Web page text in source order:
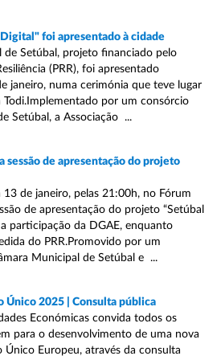
foi apresentado à cidade
de Setúbal, projeto financiado pelo
(PRR), foi apresentado
janeiro, numa cerimónia que teve lugar
por um consórcio
Setúbal, a Associação ...
sessão de apresentação do projeto
de janeiro, pelas 21:00h, no Fórum
de apresentação do projeto “Setúbal
participação da DGAE, enquanto
do PRR.Promovido por um
Municipal de Setúbal e ...
Único 2025 | Consulta pública
Económicas convida todos os
para o desenvolvimento de uma nova
Único Europeu, através da consulta